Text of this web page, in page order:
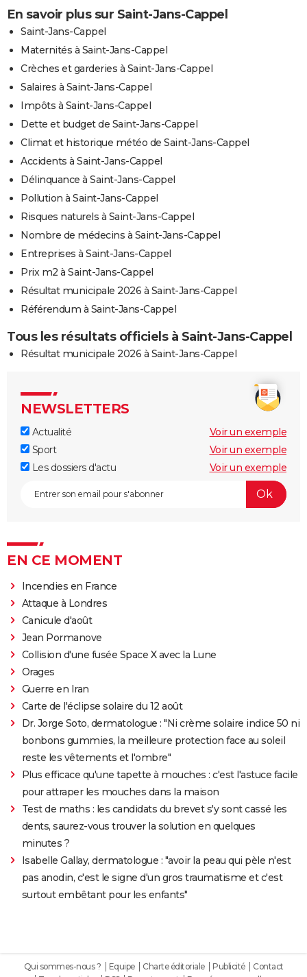
En savoir plus sur Saint-Jans-Cappel
Saint-Jans-Cappel
Maternités à Saint-Jans-Cappel
Crèches et garderies à Saint-Jans-Cappel
Salaires à Saint-Jans-Cappel
Impôts à Saint-Jans-Cappel
Dette et budget de Saint-Jans-Cappel
Climat et historique météo de Saint-Jans-Cappel
Accidents à Saint-Jans-Cappel
Délinquance à Saint-Jans-Cappel
Pollution à Saint-Jans-Cappel
Risques naturels à Saint-Jans-Cappel
Nombre de médecins à Saint-Jans-Cappel
Entreprises à Saint-Jans-Cappel
Prix m2 à Saint-Jans-Cappel
Résultat municipale 2026 à Saint-Jans-Cappel
Référendum à Saint-Jans-Cappel
Tous les résultats officiels à Saint-Jans-Cappel
Résultat municipale 2026 à Saint-Jans-Cappel
NEWSLETTERS
Actualité
Voir un exemple
Sport
Voir un exemple
Les dossiers d'actu
Voir un exemple
EN CE MOMENT
Incendies en France
Attaque à Londres
Canicule d'août
Jean Pormanove
Collision d'une fusée Space X avec la Lune
Orages
Guerre en Iran
Carte de l'éclipse solaire du 12 août
Dr. Jorge Soto, dermatologue : "Ni crème solaire indice 50 ni
bonbons gummies, la meilleure protection face au soleil
reste les vêtements et l'ombre"
Plus efficace qu'une tapette à mouches : c'est l'astuce facile
pour attraper les mouches dans la maison
Test de maths : les candidats du brevet s'y sont cassé les
dents, saurez-vous trouver la solution en quelques
minutes ?
Isabelle Gallay, dermatologue : "avoir la peau qui pèle n'est
pas anodin, c'est le signe d'un gros traumatisme et c'est
surtout embêtant pour les enfants"
Qui sommes-nous ? Equipe Charte éditoriale Publicité
Contact